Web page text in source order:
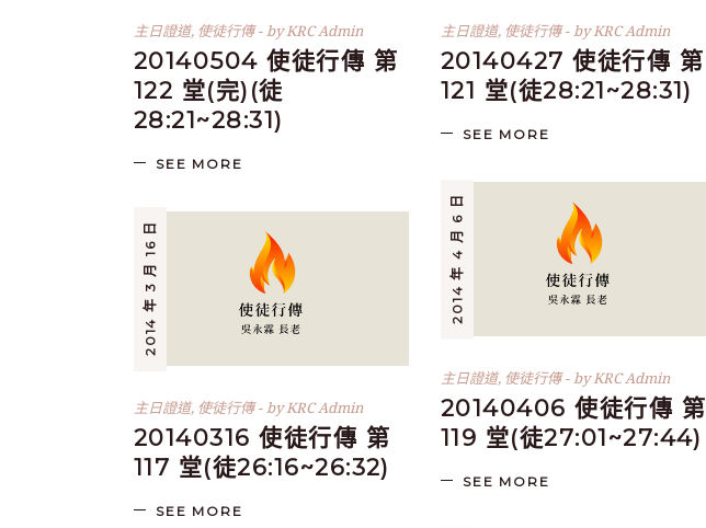
主日證道, 使徒行傳 byKRC Admin
20140504 使徒行傳 第
122 堂(完)(徒
28:21~28:31)
SEE MORE
主日證道, 使徒行傳 byKRC Admin
20140427 使徒行傳 第
121 堂(徒28:21~28:31)
SEE MORE
2014 年 4 月 6 日
主日證道, 使徒行傳 byKRC Admin
20140406 使徒行傳 第
119 堂(徒27:01~27:44)
SEE MORE
2014 年 3 月 16 日
主日證道, 使徒行傳 byKRC Admin
20140316 使徒行傳 第
117 堂(徒26:16~26:32)
SEE MORE